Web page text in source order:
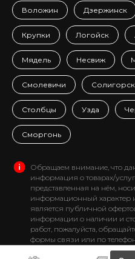
Воложин Дзержинск
Крупки Логойск
Мядель Несвиж
Смолевичи Солигорск
Столбцы Узда
Сморгонь
Обращаем внимание, что
информация о товарах/
представленная на нём,
информационный характер
является публичной
информации о наличии и
работ, пожалуйста,
формы связи или по